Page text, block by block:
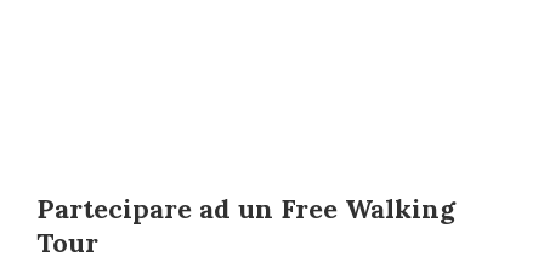
Partecipare ad un Free Walking
Tour